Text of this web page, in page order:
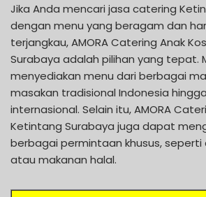
Jika Anda mencari jasa catering
dengan menu yang beragam dan
terjangkau, AMORA Catering Anak
Surabaya adalah pilihan yang tepat.
menyediakan menu dari berbagai
masakan tradisional Indonesia
internasional. Selain itu, AMORA
Ketintang Surabaya juga dapat
berbagai permintaan khusus,
atau makanan halal.